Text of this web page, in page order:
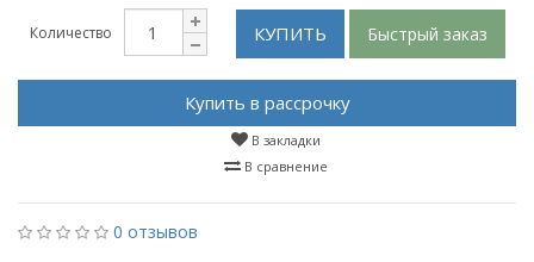
Количество КУПИТЬ Быстрый заказ
Купить в рассрочку
В закладки
В сравнение
0 отзывов